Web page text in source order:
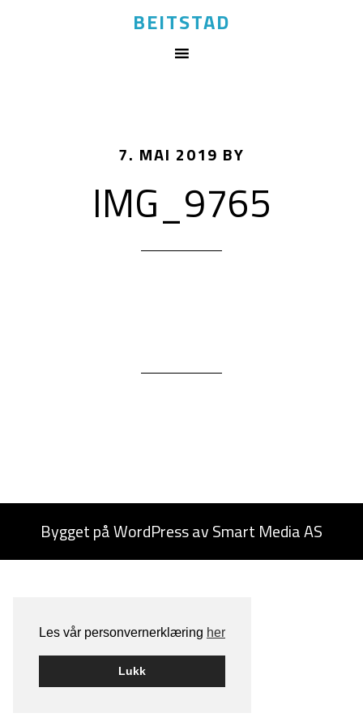
Les vår personvernerklæring her
Lukk
BEITSTAD
7. MAI 2019 BY
IMG_9765
Bygget påWordPressavSmart Media AS